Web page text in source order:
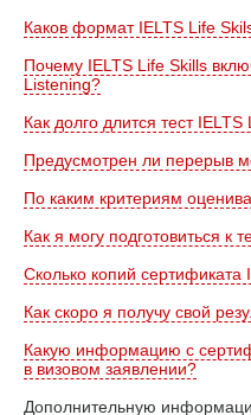
Каков формат IELTS Life
Почему IELTS Life Skills
Listening?
Как долго длится тест IELTS
Предусмотрен ли перерыв
По каким критериям
Как я могу подготовиться к
Сколько копий сертификата
Как скоро я получу свой
Какую информацию с
в визовом заявлении?
Дополнительную